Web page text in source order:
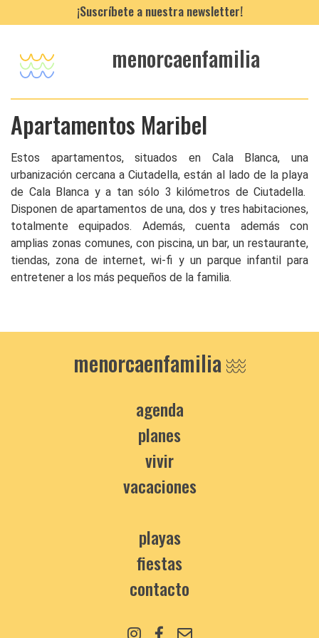
¡Suscríbete a nuestra newsletter!
menorcaenfamilia
Apartamentos Maribel
Estos apartamentos, situados en Cala Blanca, una
urbanización cercana a Ciutadella, están al lado de la playa
de Cala Blanca y a tan sólo 3 kilómetros de Ciutadella.
Disponen de apartamentos de una, dos y tres habitaciones,
totalmente equipados. Además, cuenta además con
amplias zonas comunes, con piscina, un bar, un restaurante,
tiendas, zona de internet, wi-fi y un parque infantil para
entretener a los más pequeños de la familia.
menorcaenfamilia
agenda
planes
vivir
vacaciones
playas
fiestas
contacto